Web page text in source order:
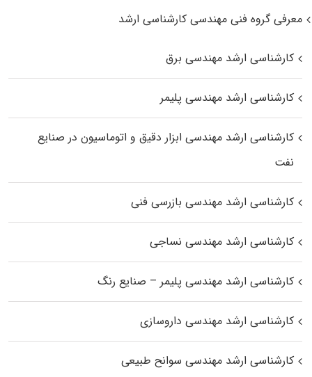
معرفی گروه فنی مهندسی کارشناسی ارشد
کارشناسی ارشد مهندسی برق
کارشناسی ارشد مهندسی پلیمر
کارشناسی ارشد مهندسی ابزار دقیق و اتوماسیون در صنایع
نفت
کارشناسی ارشد مهندسی بازرسی فنی
کارشناسی ارشد مهندسی نساجی
کارشناسی ارشد مهندسی پلیمر – صنایع رنگ
کارشناسی ارشد مهندسی داروسازی
کارشناسی ارشد مهندسی سوانح طبیعی